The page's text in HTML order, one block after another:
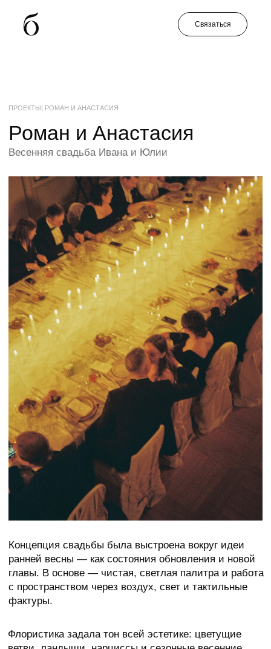
Связаться
Концепция свадьбы была выстроена вокруг идеи
ранней весны — как состояния обновления и новой
главы. В основе — чистая, светлая палитра и работа
с пространством через воздух, свет и тактильные
фактуры.
Весенняя свадьба Ивана и Юлии
Флористика задала тон всей эстетике: цветущие
ветви, ландыши, нарциссы и сезонные весенние
цветы.
ЛОКАЦИЯ:
МОСКОВСКАЯ ОБЛАСТЬ
КОЛИЧЕСТВО ГОСТЕЙ:50 ЧЕЛОВЕК
1 МЕСЯЦ
Проект про продуманную эстетику, точность решений
и ощущение целостности на всех уровнях — от